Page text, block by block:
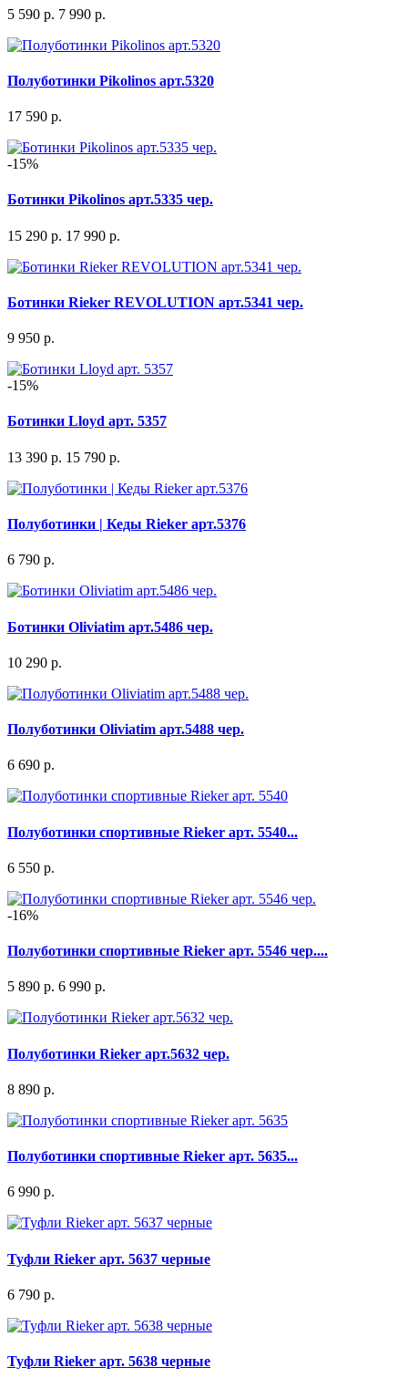
5 590 р. 7 990 р.
Полуботинки Pikolinos арт.5320
17 590 р.
-15%
Ботинки Pikolinos арт.5335 чер.
15 290 р. 17 990 р.
Ботинки Rieker REVOLUTION арт.5341 чер.
9 950 р.
-15%
Ботинки Lloyd арт. 5357
13 390 р. 15 790 р.
Полуботинки | Кеды Rieker арт.5376
6 790 р.
Ботинки Oliviatim арт.5486 чер.
10 290 р.
Полуботинки Oliviatim арт.5488 чер.
6 690 р.
Полуботинки спортивные Rieker арт. 5540...
6 550 р.
-16%
Полуботинки спортивные Rieker арт. 5546 чер....
5 890 р. 6 990 р.
Полуботинки Rieker арт.5632 чер.
8 890 р.
Полуботинки спортивные Rieker арт. 5635...
6 990 р.
Туфли Rieker арт. 5637 черные
6 790 р.
Туфли Rieker арт. 5638 черные